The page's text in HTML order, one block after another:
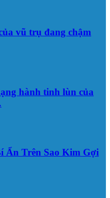
vũ trụ đang chậm
hành tinh lùn của
Ẩn Trên Sao Kim Gợi